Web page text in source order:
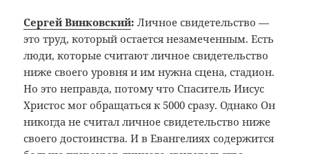
Сергей Винковский: Личное свидетельство —
это труд, который остается незамеченным. Есть
люди, которые считают личное свидетельство
ниже своего уровня и им нужна сцена, стадион.
Но это неправда, потому что Спаситель Иисус
Христос мог обращаться к 5000 сразу. Однако Он
никогда не считал личное свидетельство ниже
своего достоинства. И в Евангелиях содержится